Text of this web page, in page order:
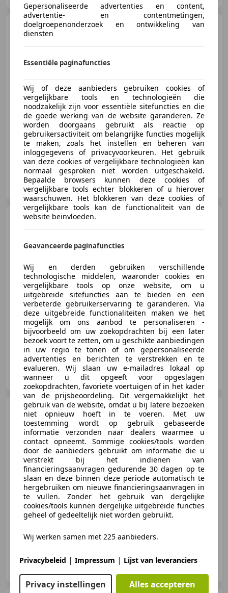
Ford Focus1.0 EcoBoost
€ 12.450
01/2022 97.584 km Benzine 74 kW (101 PK)
Auto Kiewiet
NL-9403 AW ASSEN
€ 14.700
05/2022 60.258 km Benzine 70 kW (95 PK)
Auto Kiewiet
NL-9403 AW ASSEN
Skoda Octavia 1.0 TSI
Greentech Sport Business
17"|Trekhaak|Spor
€ 8.950
04/2019 185.032 km Benzine 85 kW (116 PK)
Auto Kiewiet
Gepersonaliseerde advertenties en content,
advertentie- en contentmetingen,
doelgroepenonderzoek en ontwikkeling van
diensten
Essentiële paginafuncties
Wij of deze aanbieders gebruiken cookies of
vergelijkbare tools en technologieën die
noodzakelijk zijn voor essentiële sitefuncties en die
de goede werking van de website garanderen. Ze
worden doorgaans gebruikt als reactie op
gebruikersactiviteit om belangrijke functies mogelijk
te maken, zoals het instellen en beheren van
inloggegevens of privacyvoorkeuren. Het gebruik
van deze cookies of vergelijkbare technologieën kan
normaal gesproken niet worden uitgeschakeld.
Bepaalde browsers kunnen deze cookies of
vergelijkbare tools echter blokkeren of u hierover
waarschuwen. Het blokkeren van deze cookies of
vergelijkbare tools kan de functionaliteit van de
website beïnvloeden.
Geavanceerde paginafuncties
Wij en derden gebruiken verschillende
technologische middelen, waaronder cookies en
vergelijkbare tools op onze website, om u
uitgebreide sitefuncties aan te bieden en een
verbeterde gebruikerservaring te garanderen. Via
deze uitgebreide functionaliteiten maken we het
mogelijk om ons aanbod te personaliseren -
bijvoorbeeld om uw zoekopdrachten bij een later
bezoek voort te zetten, om u geschikte aanbiedingen
in uw regio te tonen of om gepersonaliseerde
advertenties en berichten te verstrekken en te
evalueren. Wij slaan uw e-mailadres lokaal op
wanneer u dit opgeeft voor opgeslagen
zoekopdrachten, favoriete voertuigen of in het kader
van de prijsbeoordeling. Dit vergemakkelijkt het
gebruik van de website, omdat u bij latere bezoeken
niet opnieuw hoeft in te voeren. Met uw
toestemming wordt op gebruik gebaseerde
informatie verzonden naar dealers waarmee u
contact opneemt. Sommige cookies/tools worden
door de aanbieders gebruikt om informatie die u
verstrekt bij het indienen van
financieringsaanvragen gedurende 30 dagen op te
slaan en deze binnen deze periode automatisch te
hergebruiken om nieuwe financieringsaanvragen in
te vullen. Zonder het gebruik van dergelijke
cookies/tools kunnen dergelijke uitgebreide functies
geheel of gedeeltelijk niet worden gebruikt.
Wij werken samen met 225 aanbieders.
Privacybeleid | Impressum | Lijst van leveranciers
Privacy instellingen Alles accepteren